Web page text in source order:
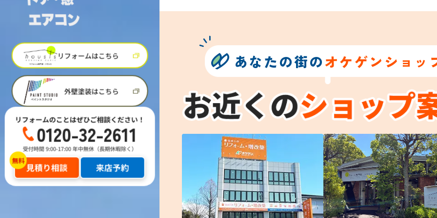
リフォームはこちら
外壁塗装はこちら
リフォームのことはぜひご相談ください！
0120-32-2611
受付時間 9:00-17:00 年中無休（長期休暇除く）
見積り相談 来店予約
あなたの街のオケゲンショッ